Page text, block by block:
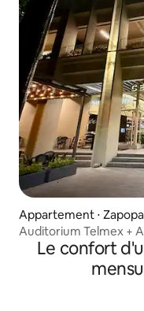
Appartement ⋅
Auditorium Telmex +
+Commodités
Le confort